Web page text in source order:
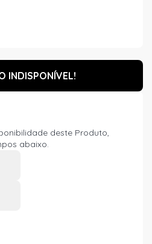
INDISPONÍVEL!
deste Produto,
abaixo.